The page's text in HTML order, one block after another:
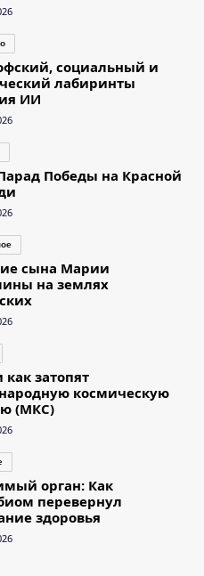
социальный и
лабиринты
ИИ
Победы на Красной
сына Марии
на землях
как затопят
космическую
(МКС)
орган: Как
перевернул
здоровья